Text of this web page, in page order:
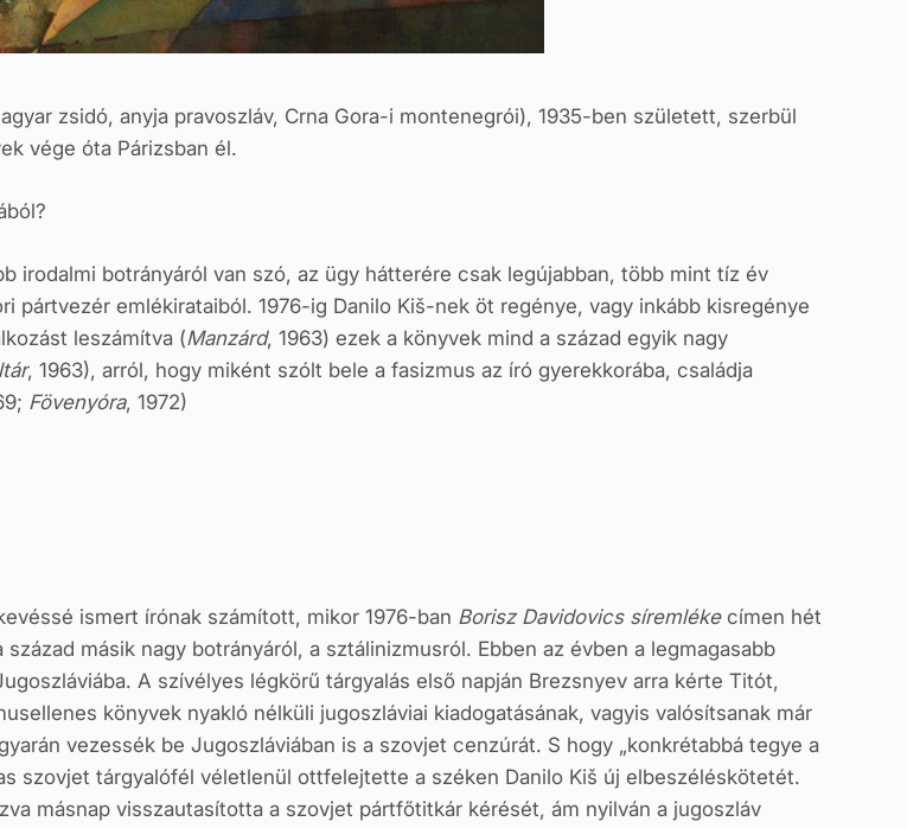
zsidó, anyja pravosz­láv, Crna Gora-i montenegrói), 1935-ben született, szerbül
vége óta Párizsban él.
irodalmi botrányáról van szó, az ügy hátterére csak legújabban, több mint tíz év
pártvezér emlékirataiból. 1976-ig Danilo Kiš-nek öt regé­nye, vagy inkább kisregénye
leszá­mítva (Manzárd, 1963) ezek a könyvek mind a század egyik nagy
, 1963), arról, hogy miként szólt bele a fasizmus az író gyerekkorá­ba, családja
Fövenyóra, 1972)
ismert írónak számított, mikor 1976-ban Borisz Davidovics síremlékecímen hét
másik nagy botrányáról, a sztálinizmusról. Ebben az évben a legmagasabb
A szívélyes légkörű tárgyalás első nap­ján Brezsnyev arra kérte Titót,
köny­vek nyakló nélküli jugoszláviai kiadogatásának, vagyis valósítsanak már
vezessék be Jugoszláviában is a szovjet cenzúrát. S hogy „konkrétabbá tegye a
szovjet tárgya­lófél véletlenül ottfelejtette a széken Danilo Kiš új elbeszéléskötetét.
másnap visszautasította a szovjet pártfőtitkár kérését, ám nyilván a jugoszláv